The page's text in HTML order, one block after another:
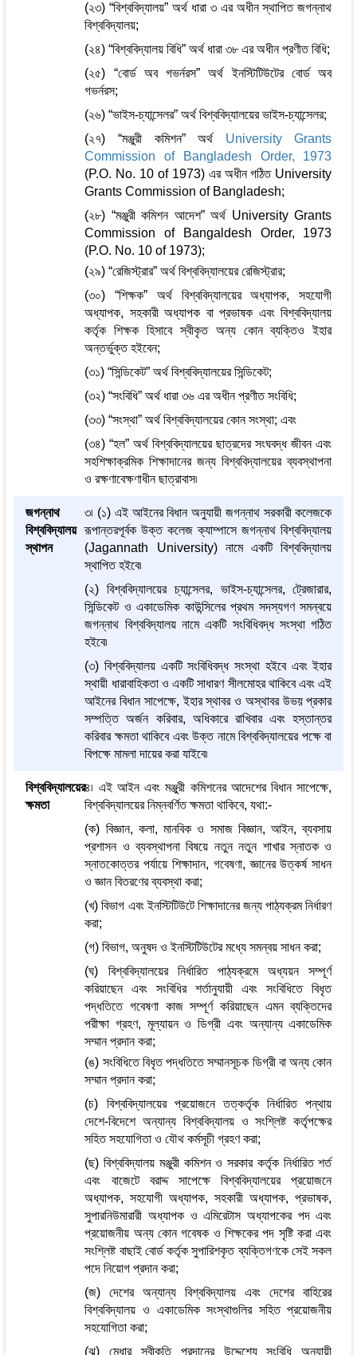
(২৩) “বিশ্ববিদ্যালয়” অর্থ ধারা ৩ এর অধীন স্থাপিত জগন্নাথ
বিশ্ববিদ্যালয়;
(২৪) “বিশ্ববিদ্যালয় বিধি” অর্থ ধারা ৩৮ এর অধীন প্রণীত বিধি;
(২৫) “বোর্ড অব গভর্নরস” অর্থ ইনস্টিটিউটের বোর্ড অব
গভর্নরস;
(২৬) “ভাইস-চ্যান্সেলর” অর্থ বিশ্ববিদ্যালয়ের ভাইস-চ্যান্সেলর;
(২৭) “মঞ্জুরী কমিশন” অর্থ University Grants
Commission of Bangladesh Order, 1973
(P.O. No. 10 of 1973) এর অধীন গঠিত University
Grants Commission of Bangladesh;
(২৮) “মঞ্জুরী কমিশন আদেশ” অর্থ University Grants
Commission of Bangaldesh Order, 1973
(P.O. No. 10 of 1973);
(২৯) “রেজিস্ট্রার” অর্থ বিশ্ববিদ্যালয়ের রেজিস্ট্রার;
(৩০) “শিক্ষক” অর্থ বিশ্ববিদ্যালয়ের অধ্যাপক, সহযোগী
অধ্যাপক, সহকারী অধ্যাপক বা প্রভাষক এবং বিশ্ববিদ্যালয়
কর্তৃক শিক্ষক হিসাবে স্বীকৃত অন্য কোন ব্যক্তিও ইহার
অন্তর্ভুক্ত হইবেন;
(৩১) “সিন্ডিকেট” অর্থ বিশ্ববিদ্যালয়ের সিন্ডিকেট;
(৩২) “সংবিধি” অর্থ ধারা ৩৬ এর অধীন প্রণীত সংবিধি;
(৩৩) “সংস্থা” অর্থ বিশ্ববিদ্যালয়ের কোন সংস্থা; এবং
(৩৪) “হল” অর্থ বিশ্ববিদ্যালয়ের ছাত্রদের সংঘবদ্ধ জীবন এবং
সহশিক্ষাক্রমিক শিক্ষাদানের জন্য বিশ্ববিদ্যালয়ের ব্যবস্থাপনা
ও রক্ষণাবেক্ষণাধীন ছাত্রাবাস৷
জগন্নাথ
বিশ্ববিদ্যালয়
স্থাপন
৩৷ (১) এই আইনের বিধান অনুযায়ী জগন্নাথ সরকারী কলেজকে
রূপান্তরপূর্বক উক্ত কলেজ ক্যাম্পাসে জগন্নাথ বিশ্ববিদ্যালয়
(Jagannath University) নামে একটি বিশ্ববিদ্যালয়
স্থাপিত হইবে৷
(২) বিশ্ববিদ্যালয়ের চ্যান্সেলর, ভাইস-চ্যান্সেলর, ট্রেজারার,
সিন্ডিকেট ও একাডেমিক কাউন্সিলের প্রথম সদস্যগণ সমন্বয়ে
জগন্নাথ বিশ্ববিদ্যালয় নামে একটি সংবিধিবদ্ধ সংস্থা গঠিত
হইবে৷
(৩) বিশ্ববিদ্যালয় একটি সংবিধিবদ্ধ সংস্থা হইবে এবং ইহার
স্থায়ী ধারাবাহিকতা ও একটি সাধারণ সীলমোহর থাকিবে এবং এই
আইনের বিধান সাপেক্ষে, ইহার স্থাবর ও অস্থাবর উভয় প্রকার
সম্পত্তি অর্জন করিবার, অধিকারে রাখিবার এবং হস্তান্তর
করিবার ক্ষমতা থাকিবে এবং উক্ত নামে বিশ্ববিদ্যালয়ের পক্ষে বা
বিপক্ষে মামলা দায়ের করা যাইবে৷
বিশ্ববিদ্যালয়ের
ক্ষমতা
৪৷ এই আইন এবং মঞ্জুরী কমিশনের আদেশের বিধান সাপেক্ষে,
বিশ্ববিদ্যালয়ের নিম্নবর্ণিত ক্ষমতা থাকিবে, যথা:-
(ক) বিজ্ঞান, কলা, মানবিক ও সমাজ বিজ্ঞান, আইন, ব্যবসায়
প্রশাসন ও ব্যবস্থাপনা বিষয়ে নতুন নতুন শাখার স্নাতক ও
স্নাতকোত্তর পর্যায়ে শিক্ষাদান, গবেষণা, জ্ঞানের উত্কর্ষ সাধন
ও জ্ঞান বিতরণের ব্যবস্থা করা;
(খ) বিভাগ এবং ইনস্টিটিউটে শিক্ষাদানের জন্য পাঠ্যক্রম নির্ধারণ
করা;
(গ) বিভাগ, অনুষদ ও ইনস্টিটিউটের মধ্যে সমন্বয় সাধন করা;
(ঘ) বিশ্ববিদ্যালয়ের নির্ধারিত পাঠ্যক্রমে অধ্যয়ন সম্পূর্ণ
করিয়াছেন এবং সংবিধির শর্তানুযায়ী এবং সংবিধিতে বিধৃত
পদ্ধতিতে গবেষণা কাজ সম্পূর্ণ করিয়াছেন এমন ব্যক্তিদের
পরীক্ষা গ্রহণ, মূল্যায়ন ও ডিগ্রী এবং অন্যান্য একাডেমিক
সম্মান প্রদান করা;
(ঙ) সংবিধিতে বিধৃত পদ্ধতিতে সম্মানসূচক ডিগ্রী বা অন্য কোন
সম্মান প্রদান করা;
(চ) বিশ্ববিদ্যালয়ের প্রয়োজনে তত্কর্তৃক নির্ধারিত পন্থায়
দেশে-বিদেশে অন্যান্য বিশ্ববিদ্যালয় ও সংশ্লিষ্ট কর্তৃপক্ষের
সহিত সহযোগিতা ও যৌথ কর্মসূচী গ্রহণ করা;
(ছ) বিশ্ববিদ্যালয় মঞ্জুরী কমিশন ও সরকার কর্তৃক নির্ধারিত শর্ত
এবং বাজেটে বরাদ্দ সাপেক্ষে বিশ্ববিদ্যালয়ের প্রয়োজনে
অধ্যাপক, সহযোগী অধ্যাপক, সহকারী অধ্যাপক, প্রভাষক,
সুপারনিউমারারী অধ্যাপক ও এমিরেটাস অধ্যাপকের পদ এবং
প্রয়োজনীয় অন্য কোন গবেষক ও শিক্ষকের পদ সৃষ্টি করা এবং
সংশ্লিষ্ট বাছাই বোর্ড কর্তৃক সুপারিশকৃত ব্যক্তিগণকে সেই সকল
পদে নিয়োগ প্রদান করা;
(জ) দেশের অন্যান্য বিশ্ববিদ্যালয় এবং দেশের বাহিরের
বিশ্ববিদ্যালয় ও একাডেমিক সংস্থাগুলির সহিত প্রয়োজনীয়
সহযোগিতা করা;
(ঝ) মেধার স্বীকৃতি প্রদানের উদ্দেশ্যে সংবিধি অনুযায়ী